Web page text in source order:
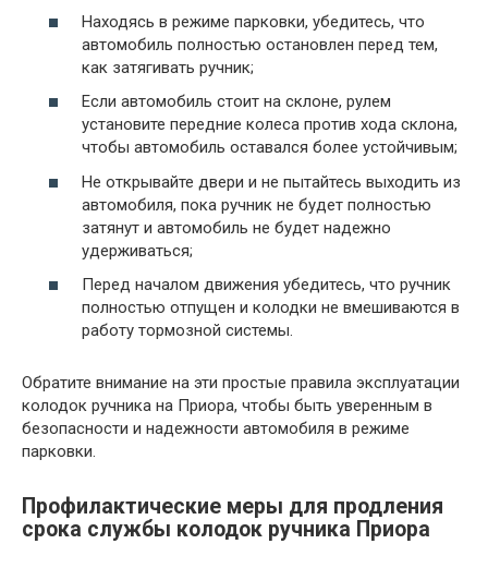
Находясь в режиме парковки, убедитесь, что
автомобиль полностью остановлен перед тем,
как затягивать ручник;
Если автомобиль стоит на склоне, рулем
установите передние колеса против хода склона,
чтобы автомобиль оставался более устойчивым;
Не открывайте двери и не пытайтесь выходить из
автомобиля, пока ручник не будет полностью
затянут и автомобиль не будет надежно
удерживаться;
Перед началом движения убедитесь, что ручник
полностью отпущен и колодки не вмешиваются в
работу тормозной системы.
Обратите внимание на эти простые правила эксплуатации
колодок ручника на Приора, чтобы быть уверенным в
безопасности и надежности автомобиля в режиме
парковки.
Профилактические меры для продления
срока службы колодок ручника Приора